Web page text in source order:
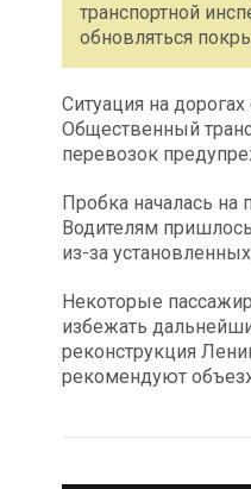
транспортной
обновляться
Ситуация на
Общественный
перевозок
Пробка началась на
Водителям
из-за
Некоторые
избежать
реконструкция
рекомендуют